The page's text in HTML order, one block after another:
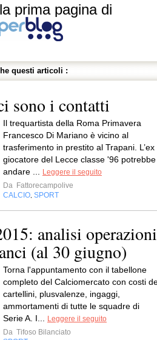
prima pagina di
questi articoli :
sono i contatti
Il trequartista della Roma Primavera
Francesco Di Mariano è vicino al
trasferimento in prestito al Trapani. L’ex
giocatore del Lecce classe '96 potrebbe
andare ...
Leggere il seguito
Da Fattorecampolive
CALCIO SPORT
analisi operazioni
(al 30 giugno)
Torna l'appuntamento con il tabellone
completo del Calciomercato con costi
cartellini, plusvalenze, ingaggi,
ammortamenti di tutte le squadre di
Serie A. I...
Leggere il seguito
Da Tifoso Bilanciato